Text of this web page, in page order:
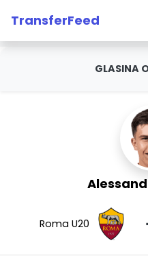
TransferFeed
GLASINA
Roma U20